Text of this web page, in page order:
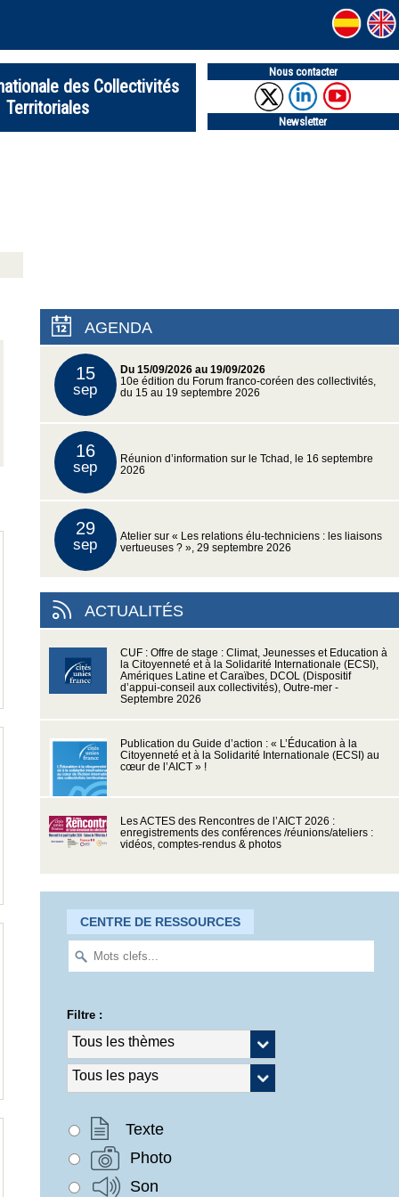
des Collectivités
Territoriales
Nous contacter
Newsletter
AGENDA
15
sep
Du 15/09/2026 au 19/09/2026
10e édition du Forum franco-coréen des collectivités,
du 15 au 19 septembre 2026
16
sep
Réunion d’information sur le Tchad, le 16 septembre
2026
29
sep
Atelier sur « Les relations élu-techniciens : les liaisons
vertueuses ? », 29 septembre 2026
ACTUALITÉS
CUF : Offre de stage : Climat, Jeunesses et Education à
la Citoyenneté et à la Solidarité Internationale (ECSI),
Amériques Latine et Caraïbes, DCOL (Dispositif
d’appui-conseil aux collectivités), Outre-mer -
Septembre 2026
Publication du Guide d’action : « L’Éducation à la
Citoyenneté et à la Solidarité Internationale (ECSI) au
cœur de l’AICT » !
Les ACTES des Rencontres de l’AICT 2026 :
enregistrements des conférences /réunions/ateliers :
vidéos, comptes-rendus & photos
CENTRE DE RESSOURCES
Filtre :
Texte
Photo
Son